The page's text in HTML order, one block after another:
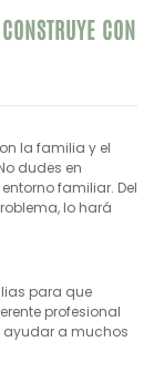
CON
la familia y el
dudes en
familiar. Del
lo hará
para que
profesional
ayudar a muchos